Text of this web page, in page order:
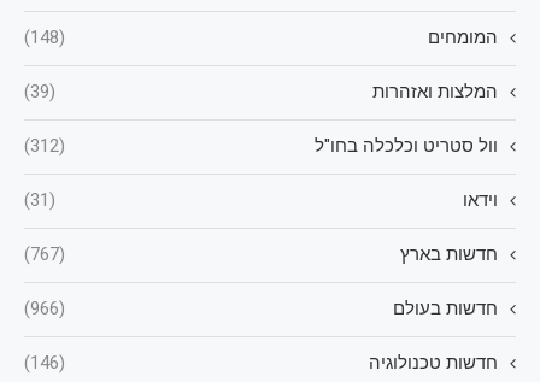
המומחים (148)
המלצות ואזהרות (39)
וול סטריט וכלכלה בחו"ל (312)
וידאו (31)
חדשות בארץ (767)
חדשות בעולם (966)
חדשות טכנולוגיה (146)